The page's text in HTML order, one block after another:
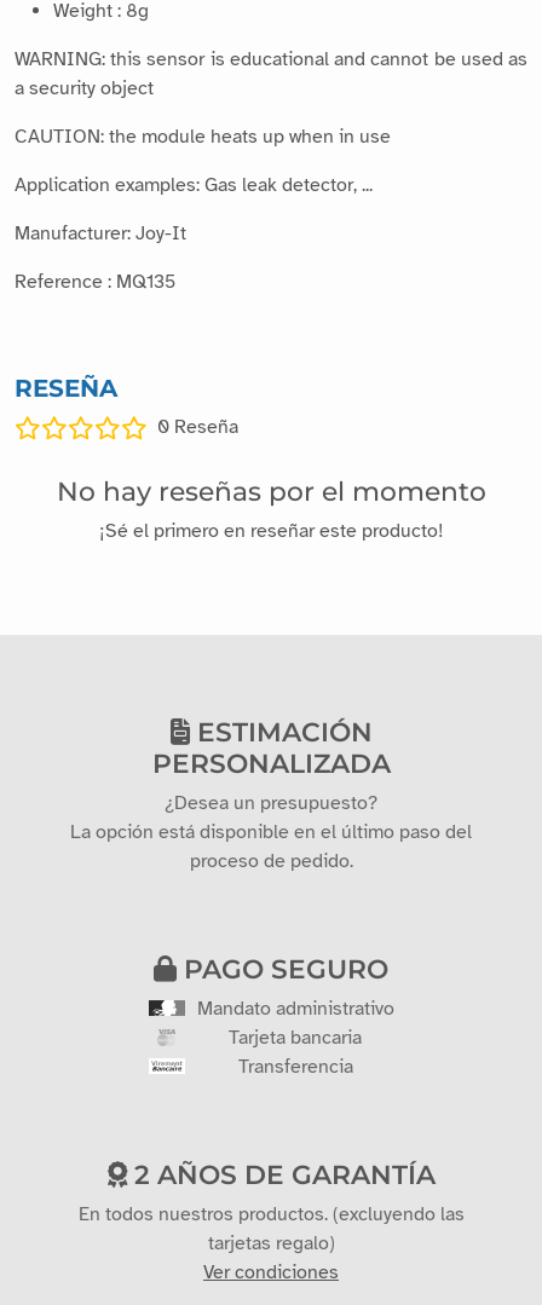
Weight : 8g
WARNING: this sensor is educational and cannot be used as
a security object
CAUTION: the module heats up when in use
Application examples: Gas leak detector, ...
Manufacturer: Joy-It
Reference : MQ135
RESEÑA
0 Reseña
No hay reseñas por el momento
¡Sé el primero en reseñar este producto!
ESTIMACIÓN
PERSONALIZADA
¿Desea un presupuesto?
La opción está disponible en el último paso del
proceso de pedido.
PAGO SEGURO
Mandato administrativo
Tarjeta bancaria
Transferencia
2 AÑOS DE GARANTÍA
En todos nuestros productos. (excluyendo las
tarjetas regalo)
Ver condiciones